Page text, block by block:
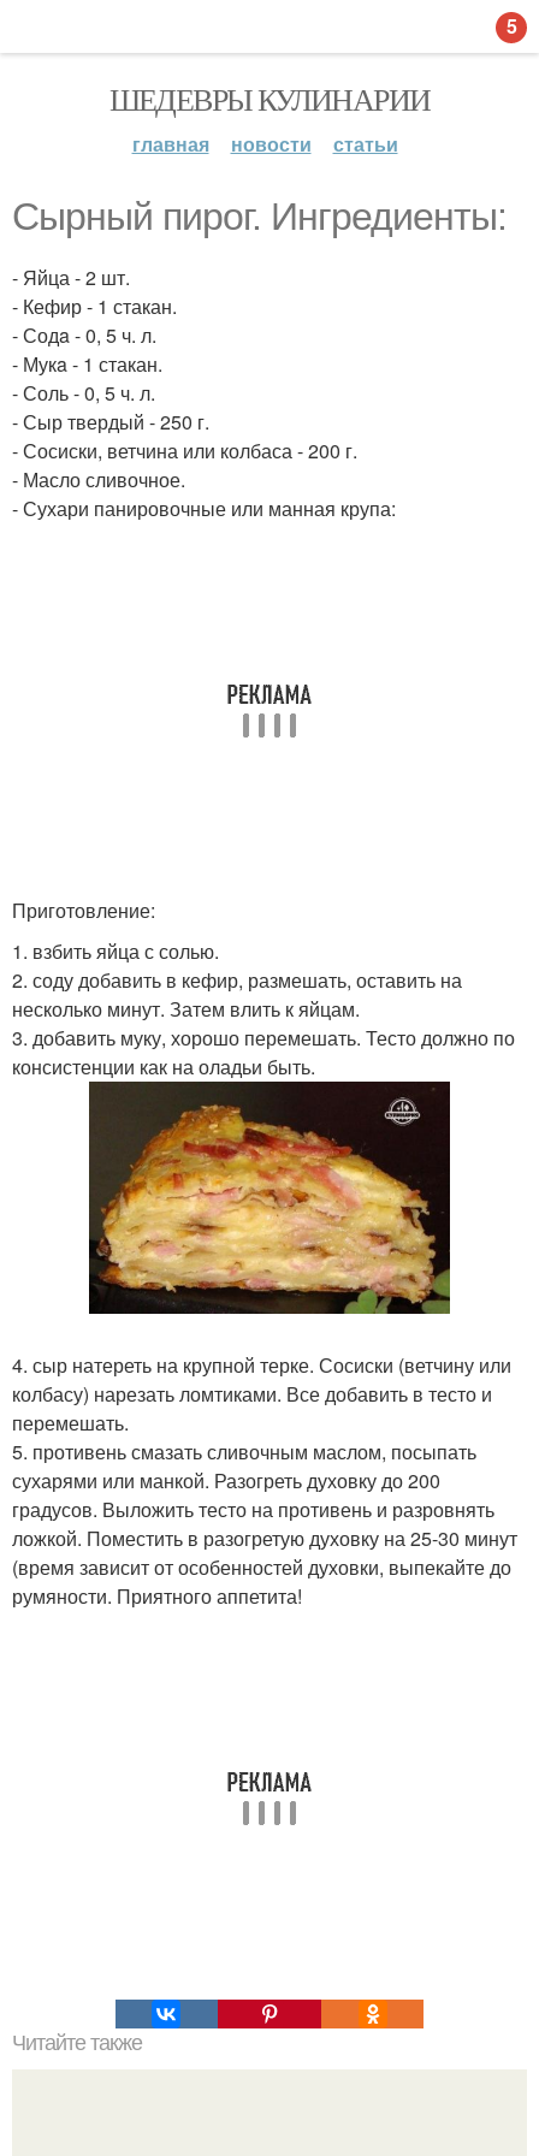
ШЕДЕВРЫ КУЛИНАРИИ
главная новости статьи
Сырный пирог. Ингредиенты:
- Яйца - 2 шт.
- Кефир - 1 стакан.
- Содa - 0, 5 ч. л.
- Мукa - 1 стакан.
- Соль - 0, 5 ч. л.
- Сыр твердый - 250 г.
- Сосиски, ветчина или колбаса - 200 г.
- Масло сливочное.
- Сухари панировочные или манная крупа:
Приготовление:
1. взбить яйца с солью.
2. соду добавить в кефир, размешать, оставить на
несколько минут. Затем влить к яйцам.
3. добавить муку, хорошо перемешать. Тесто должно по
консистенции как на оладьи быть.
4. сыр натереть на крупной терке. Сосиски (ветчину или
колбасу) нарезать ломтиками. Все добавить в тесто и
перемешать.
5. противень смазать сливочным маслом, посыпать
сухарями или манкой. Разогреть духовку до 200
градусов. Выложить тесто на противень и разровнять
ложкой. Поместить в разогретую духовку на 25-30 минут
(время зависит от особенностей духовки, выпекайте до
румяности. Приятного аппетита!
Читайте также
5